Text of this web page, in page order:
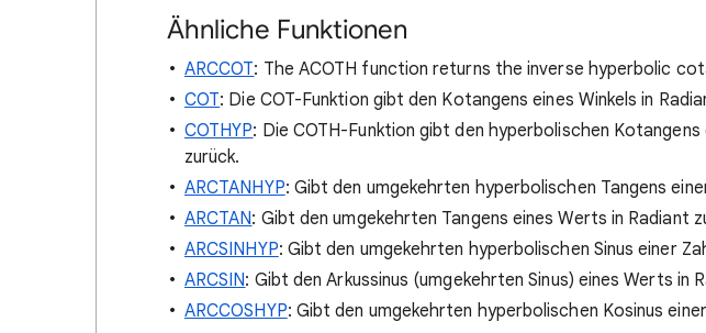
Ähnliche Funktionen
ARCCOT: The ACOTH function returns the inverse hyperbolic
COT: Die COT-Funktion gibt den Kotangens eines Winkels in
COTHYP: Die COTH-Funktion gibt den hyperbolischen Kotangens
zurück.
ARCTANHYP: Gibt den umgekehrten hyperbolischen Tangens
ARCTAN: Gibt den umgekehrten Tangens eines Werts in Radiant
ARCSINHYP: Gibt den umgekehrten hyperbolischen Sinus einer
ARCSIN: Gibt den Arkussinus (umgekehrten Sinus) eines Werts in
ARCCOSHYP: Gibt den umgekehrten hyperbolischen Kosinus